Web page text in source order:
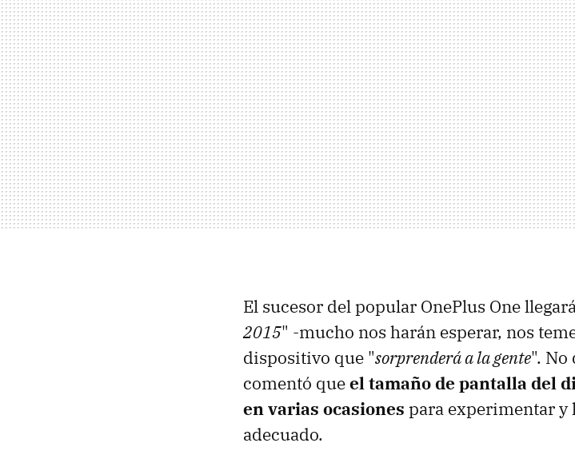
El sucesor del popular OnePlus One
2015" -mucho nos harán esperar, nos
dispositivo que "sorprenderá a la gente". No
comentó queel tamaño de pantalla del
en varias ocasiones para experimentar y
adecuado.